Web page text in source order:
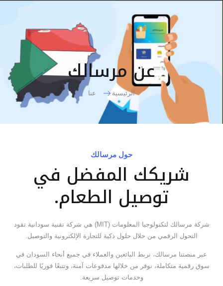
عن مرسالك
الرئيسية عنا
حول مرسالك
شريكك المفضل في
توصيل الطعام.
شركة مرسالك لتكنولوجيا المعلومات (MIT) هي شركة تقنية سودانية تقود
التحول الرقمي من خلال حلول ذكية للتجارة الإلكترونية والتوصيل.
عبر منصتنا مرسالك، نربط البائعين والعملاء في جميع أنحاء السودان في
سوق رقمية متكاملة، نوفر من خلالها مدفوعات آمنة، وتتبعًا فوريًا للطلبات،
وخدمات توصيل سريعة.